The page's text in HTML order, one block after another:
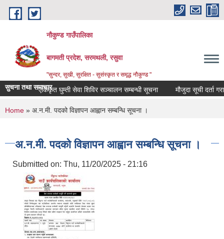
Skip to main content
नौकुण्ड गाउँपालिका
बागमती प्रदेश, सरमथली, रसुवा
"सुन्दर, सुखी, सुरक्षित - सुसंस्कृत र समृद्ध नौकुण्ड "
सुचना तथा समाचारएकिकृत घुम्ती सेवा शिविर सञ्‍चालन सम्बन्धी सूचना मौजुदा सूची दर्ता
You are here
Home » अ.न.मी. पदको विज्ञापन आह्वान सम्बन्धि सूचना ।
अ.न.मी. पदको विज्ञापन आह्वान सम्बन्धि सूचना ।
Submitted on: Thu, 11/20/2025 - 21:16